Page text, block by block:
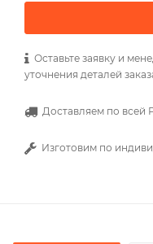
Оставьте заявку и
уточнения деталей
Доставляем по всей
Изготовим по